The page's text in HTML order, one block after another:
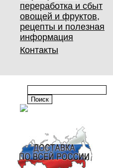
переработка и сбыт
овощей и фруктов,
рецепты и полезная
информация
Контакты